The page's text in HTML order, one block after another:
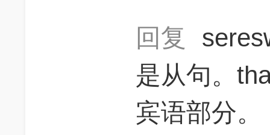
回复
是从句。
宾语部分